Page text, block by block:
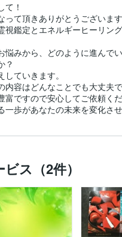
て！
って頂きありがとうございます
視鑑定とエネルギーヒーリン
悩みから、どのように進んで
？
していきます。
内容はどんなことでも大丈夫で
富ですので安心してご依頼くだ
一歩があなたの未来を変化させ
ス（2件）